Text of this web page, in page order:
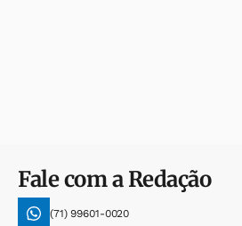
Fale com a Redação
(71) 99601-0020